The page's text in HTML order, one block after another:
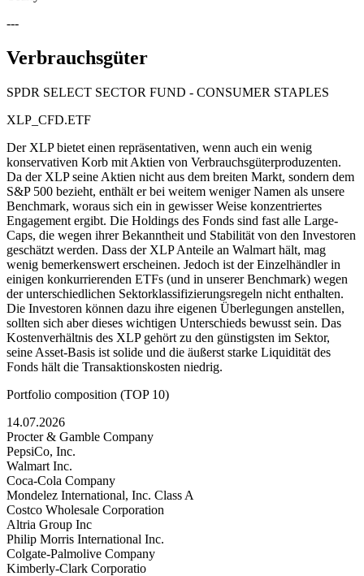
---
Verbrauchsgüter
SPDR SELECT SECTOR FUND - CONSUMER STAPLES
XLP_CFD.ETF
Der XLP bietet einen repräsentativen, wenn auch ein wenig
konservativen Korb mit Aktien von Verbrauchsgüterproduzenten.
Da der XLP seine Aktien nicht aus dem breiten Markt, sondern dem
S&P 500 bezieht, enthält er bei weitem weniger Namen als unsere
Benchmark, woraus sich ein in gewisser Weise konzentriertes
Engagement ergibt. Die Holdings des Fonds sind fast alle Large-
Caps, die wegen ihrer Bekanntheit und Stabilität von den Investoren
geschätzt werden. Dass der XLP Anteile an Walmart hält, mag
wenig bemerkenswert erscheinen. Jedoch ist der Einzelhändler in
einigen konkurrierenden ETFs (und in unserer Benchmark) wegen
der unterschiedlichen Sektorklassifizierungsregeln nicht enthalten.
Die Investoren können dazu ihre eigenen Überlegungen anstellen,
sollten sich aber dieses wichtigen Unterschieds bewusst sein. Das
Kostenverhältnis des XLP gehört zu den günstigsten im Sektor,
seine Asset-Basis ist solide und die äußerst starke Liquidität des
Fonds hält die Transaktionskosten niedrig.
Portfolio composition (TOP 10)
14.07.2026
Procter & Gamble Company
PepsiCo, Inc.
Walmart Inc.
Coca-Cola Company
Mondelez International, Inc. Class A
Costco Wholesale Corporation
Altria Group Inc
Philip Morris International Inc.
Colgate-Palmolive Company
Kimberly-Clark Corporatio